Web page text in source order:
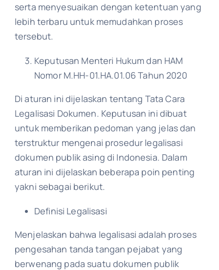
serta menyesuaikan dengan ketentuan yang
lebih terbaru untuk memudahkan proses
tersebut.
Keputusan Menteri Hukum dan HAM
Nomor M.HH-01.HA.01.06 Tahun 2020
Di aturan ini dijelaskan tentang Tata Cara
Legalisasi Dokumen. Keputusan ini dibuat
untuk memberikan pedoman yang jelas dan
terstruktur mengenai prosedur legalisasi
dokumen publik asing di Indonesia. Dalam
aturan ini dijelaskan beberapa poin penting
yakni sebagai berikut.
Definisi Legalisasi
Menjelaskan bahwa legalisasi adalah proses
pengesahan tanda tangan pejabat yang
berwenang pada suatu dokumen publik